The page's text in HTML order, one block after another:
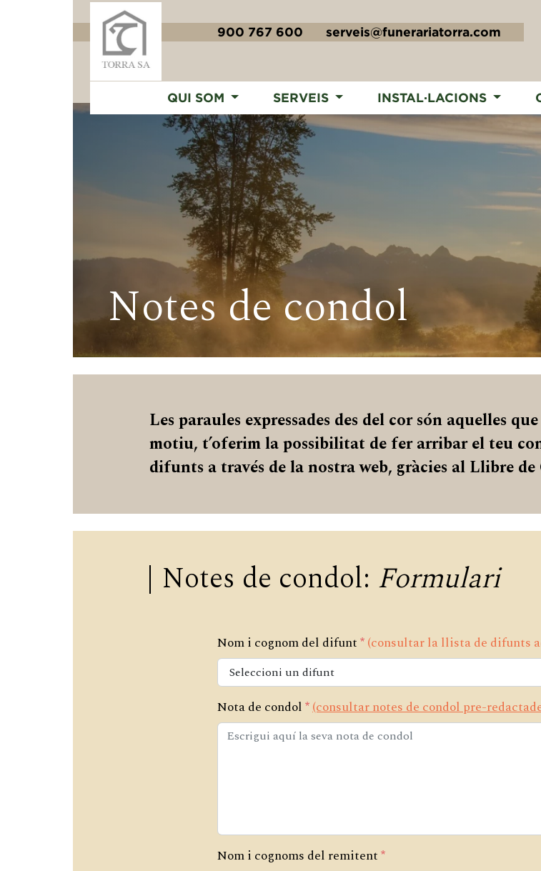
900 767 600 serveis@funerariatorra.com
QUI SOM SERVEIS INSTAL·LACIONS
Notes de condol
Les paraules expressades des del cor són aquelles
motiu, t’oferim la possibilitat de fer arribar el teu
difunts a través de la nostra web, gràcies al Llibre
Notes de condol: Formulari
Nom i cognom del difunt*(consultar la llista de difunts
Nota de condol*(consultar notes de condol pre-
Nom i cognoms del remitent*